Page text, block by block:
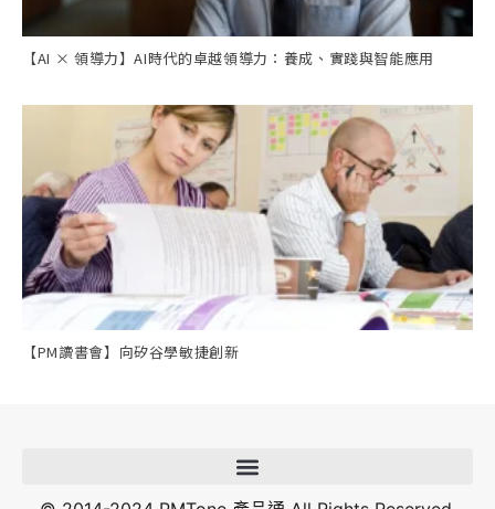
【AI × 領導力】AI時代的卓越領導力：養成、實踐與智能應用
【PM讀書會】向矽谷學敏捷創新